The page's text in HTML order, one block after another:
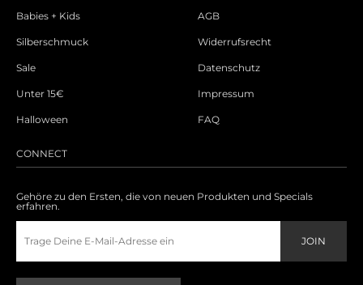
Babies + Kids
Silberschmuck
Sale
Unter 15€
Halloween
AGB
Widerrufsrecht
Datenschutz
Impressum
FAQ
CONNECT
Gehöre zu den Ersten, die von neuen Produkten und Specials
erfahren.